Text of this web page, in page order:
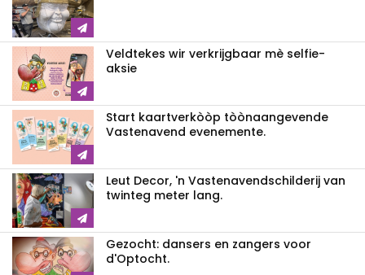
Veldtekes wir verkrijgbaar mè selfie-
aksie
Start kaartverkòòp tòònaangevende
Vastenavend evenemente.
Leut Decor, 'n Vastenavendschilderij van
twinteg meter lang.
Gezocht: dansers en zangers voor
d'Optocht.